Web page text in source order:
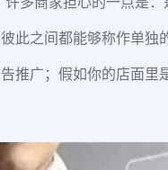
此之间都能够称作单独
推广；假如你的店面